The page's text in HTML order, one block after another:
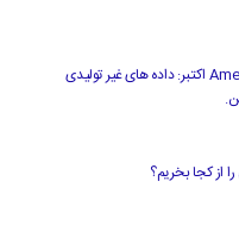
سرمایه گذاری Americas FX News 3 اکتبر: داده های غیر تولیدی